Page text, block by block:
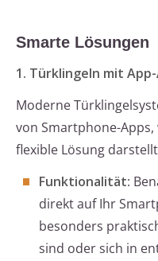
Smarte Lösungen
1. Türklingeln mit
Moderne
von Smartphone-
flexible Lösung
Funktionalität:
direkt auf Ihr
besonders
sind oder sich in